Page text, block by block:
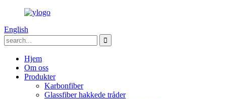
English
Hjem
Om oss
Produkter
Karbonfiber
Glassfiber hakkede tråder